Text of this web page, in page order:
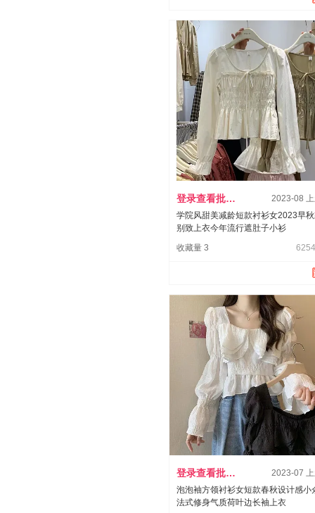
登录查看批发价
2023-08
学院风甜美减龄短款衬衫女2023早
别致上衣今年流行遮肚子小衫
收藏量 3
登录查看批发价
2023-07
泡泡袖方领衬衫女短款春秋设计感小
法式修身气质荷叶边长袖上衣